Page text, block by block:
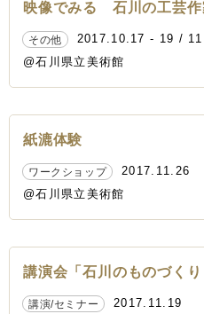
映像でみる 石川の工芸作
その他
2017.10.17 - 19 /
@石川県立美術館
紙漉体験
ワークショップ
2017.11.26
@石川県立美術館
講演会「石川のものづくり
講演/セミナー
2017.11.19